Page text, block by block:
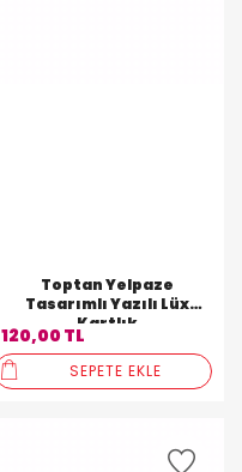
Toptan Yelpaze
Tasarımlı Yazılı Lüx
Kartlık
120,00 TL
SEPETE EKLE